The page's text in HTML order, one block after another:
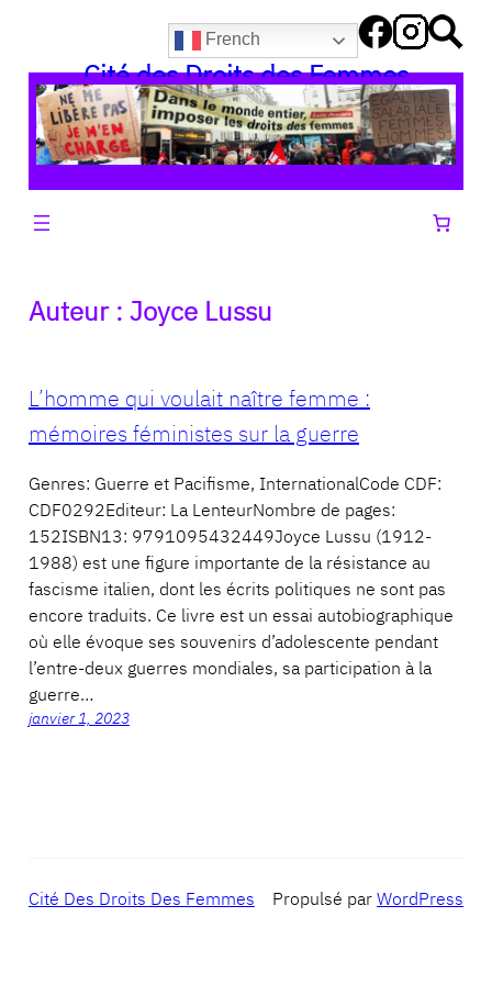
contenu
French
Cité des Droits des Femmes
Auteur : Joyce Lussu
L’homme qui voulait naître femme :
mémoires féministes sur la guerre
Genres: Guerre et Pacifisme, InternationalCode CDF:
CDF0292Editeur: La LenteurNombre de pages:
152ISBN13: 9791095432449Joyce Lussu (1912-
1988) est une figure importante de la résistance au
fascisme italien, dont les écrits politiques ne sont pas
encore traduits. Ce livre est un essai autobiographique
où elle évoque ses souvenirs d’adolescente pendant
l’entre-deux guerres mondiales, sa participation à la
guerre…
janvier 1, 2023
Cité Des Droits Des Femmes Propulsé parWordPress